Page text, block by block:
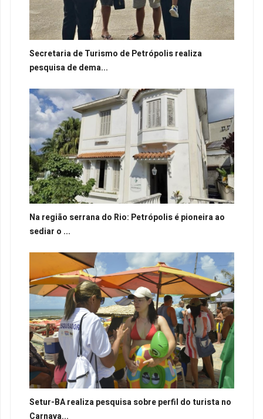
Secretaria de Turismo de Petrópolis realiza
pesquisa de dema...
Na região serrana do Rio: Petrópolis é pioneira ao
sediar o ...
Setur-BA realiza pesquisa sobre perfil do turista no
Carnava...